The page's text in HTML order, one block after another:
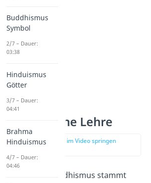
Buddhistische Lehre
zur Stelle im Video springen
Die Lehre des Buddhismus stammt
Buddhismus
Symbol
2/7 – Dauer:
03:38
Hinduismus
Götter
3/7 – Dauer:
04:41
Brahma
Hinduismus
4/7 – Dauer:
04:46